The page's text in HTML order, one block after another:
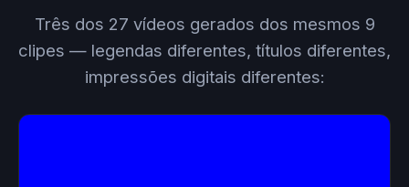
Três dos 27 vídeos gerados dos mesmos 9
clipes — legendas diferentes, títulos diferentes,
impressões digitais diferentes: